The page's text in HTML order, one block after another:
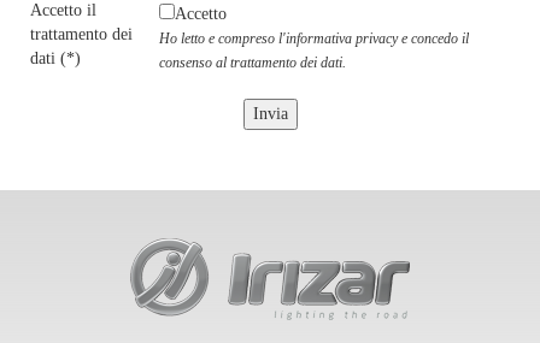
Accetto il
trattamento dei
dati (*)
Accetto
Ho letto e compreso l'informativa privacy e concedo il
consenso al trattamento dei dati.